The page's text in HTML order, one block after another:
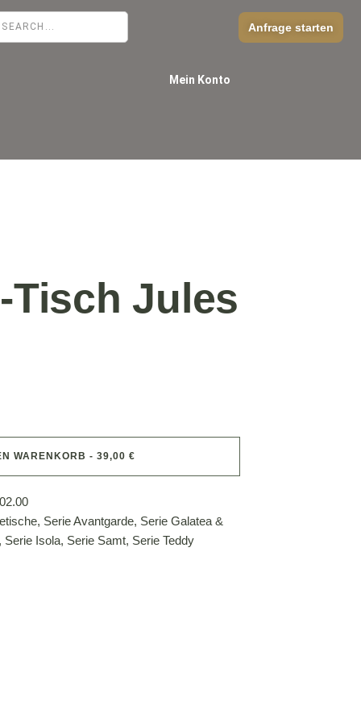
Mein Konto
Anfrage starten
Tisch Jules
WARENKORB - 39,00 €
, Serie Avantgarde, Serie Galatea &
Serie Isola, Serie Samt, Serie Teddy